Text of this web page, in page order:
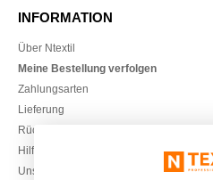
INFORMATION
Über Ntextil
Meine Bestellung verfolgen
Zahlungsarten
Lieferung
Rückerstattungen / Rückgaben
Hilfe & FAQs
Unsere Engagements